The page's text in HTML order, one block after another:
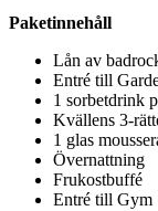
Paketinnehåll
Lån av
Entré till
1 sorbetdrink
Kvällens 3-
1 glas
Övernattning
Frukostbuffé
Entré till Gym